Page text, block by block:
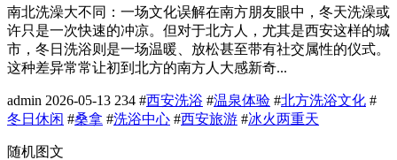
南北洗澡大不同：一场文化误解在南方朋友眼中，冬天洗澡或
许只是一次快速的冲凉。但对于北方人，尤其是西安这样的城
市，冬日洗浴则是一场温暖、放松甚至带有社交属性的仪式。
这种差异常常让初到北方的南方人大感新奇...
admin 2026-05-13 234 #西安洗浴 #温泉体验 #北方洗浴文化 #
冬日休闲 #桑拿 #洗浴中心 #西安旅游 #冰火两重天
随机图文